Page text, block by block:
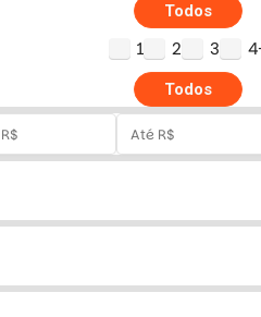
Todos
1 2 3
Todos